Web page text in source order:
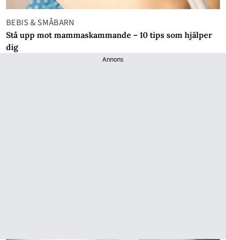
BEBIS & SMÅBARN
Stå upp mot mammaskammande – 10 tips som hjälper
dig
Annons